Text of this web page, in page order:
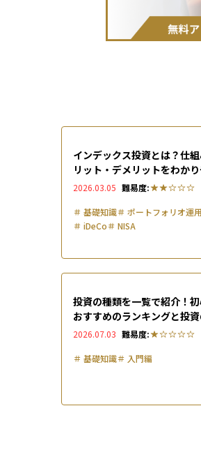
インデックス投資とは？仕
リット・デメリットをわか
解説
2026.03.05 難易度:
＃ 基礎知識＃ ポートフォリオ運用
＃ iDeCo＃ NISA
投資の種類を一覧で紹介！
おすすめのランキングと投
も解説
2026.07.03 難易度:
＃ 基礎知識＃ 入門編